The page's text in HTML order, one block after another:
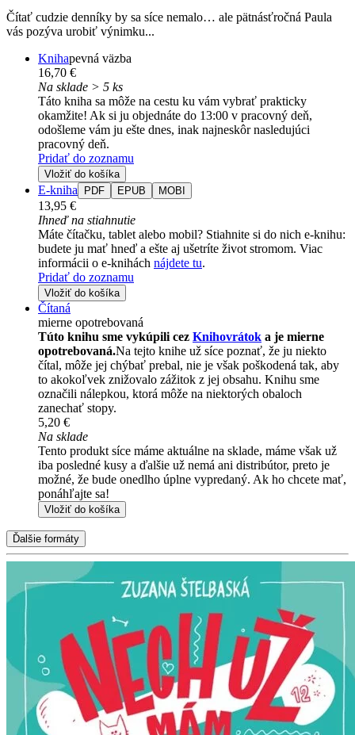
Čítať cudzie denníky by sa síce nemalo… ale pätnásťročná Paula
vás pozýva urobiť výnimku...
Knihapevná väzba
16,70 €
Na sklade > 5 ks
Táto kniha sa môže na cestu ku vám vybrať prakticky
okamžite! Ak si ju objednáte do 13:00 v pracovný deň,
odošleme vám ju ešte dnes, inak najneskôr nasledujúci
pracovný deň.
Pridať do zoznamu
Vložiť do košíka
E-kniha PDF EPUB MOBI
13,95 €
Ihneď na stiahnutie
Máte čítačku, tablet alebo mobil? Stiahnite si do nich e-knihu:
budete ju mať hneď a ešte aj ušetríte život stromom. Viac
informácii o e-knihách nájdete tu.
Pridať do zoznamu
Vložiť do košíka
Čítaná
mierne opotrebovaná
Túto knihu sme vykúpili cez Knihovrátok a je mierne
opotrebovaná.Na tejto knihe už síce poznať, že ju niekto
čítal, môže jej chýbať prebal, nie je však poškodená tak, aby
to akokoľvek znižovalo zážitok z jej obsahu. Knihu sme
označili nálepkou, ktorá môže na niektorých obaloch
zanechať stopy.
5,20 €
Na sklade
Tento produkt síce máme aktuálne na sklade, máme však už
iba posledné kusy a ďalšie už nemá ani distribútor, preto je
možné, že bude onedlho úplne vypredaný. Ak ho chcete mať,
ponáhľajte sa!
Vložiť do košíka
Ďalšie formáty